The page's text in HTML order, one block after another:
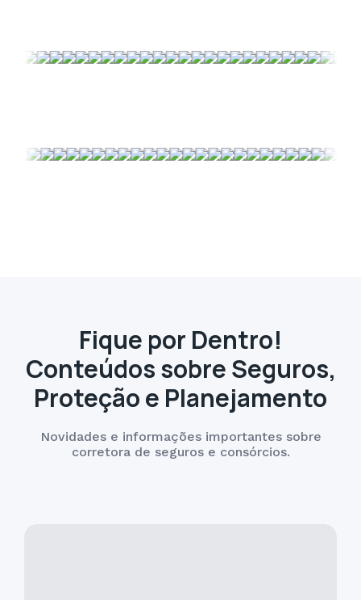
Fique por Dentro!
Conteúdos sobre Seguros,
Proteção e Planejamento
Novidades e informações importantes sobre
corretora de seguros e consórcios.